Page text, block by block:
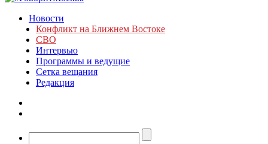
Новости
Конфликт на Ближнем Востоке
СВО
Интервью
Программы и ведущие
Сетка вещания
Редакция